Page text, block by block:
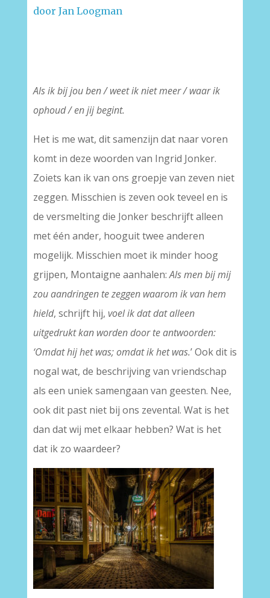
door Jan Loogman
Als ik bij jou ben / weet ik niet meer / waar ik
ophoud / en jij begint.
Het is me wat, dit samenzijn dat naar voren
komt in deze woorden van Ingrid Jonker.
Zoiets kan ik van ons groepje van zeven niet
zeggen. Misschien is zeven ook teveel en is
de versmelting die Jonker beschrijft alleen
met één ander, hooguit twee anderen
mogelijk. Misschien moet ik minder hoog
grijpen, Montaigne aanhalen:Als men bij mij
zou aandringen te zeggen waarom ik van hem
hield, schrijft hij, voel ik dat dat alleen
uitgedrukt kan worden door te antwoorden:
‘Omdat hij het was; omdat ik het was.’ Ook dit is
nogal wat, de beschrijving van vriendschap
als een uniek samengaan van geesten. Nee,
ook dit past niet bij ons zevental. Wat is het
dan dat wij met elkaar hebben? Wat is het
dat ik zo waardeer?